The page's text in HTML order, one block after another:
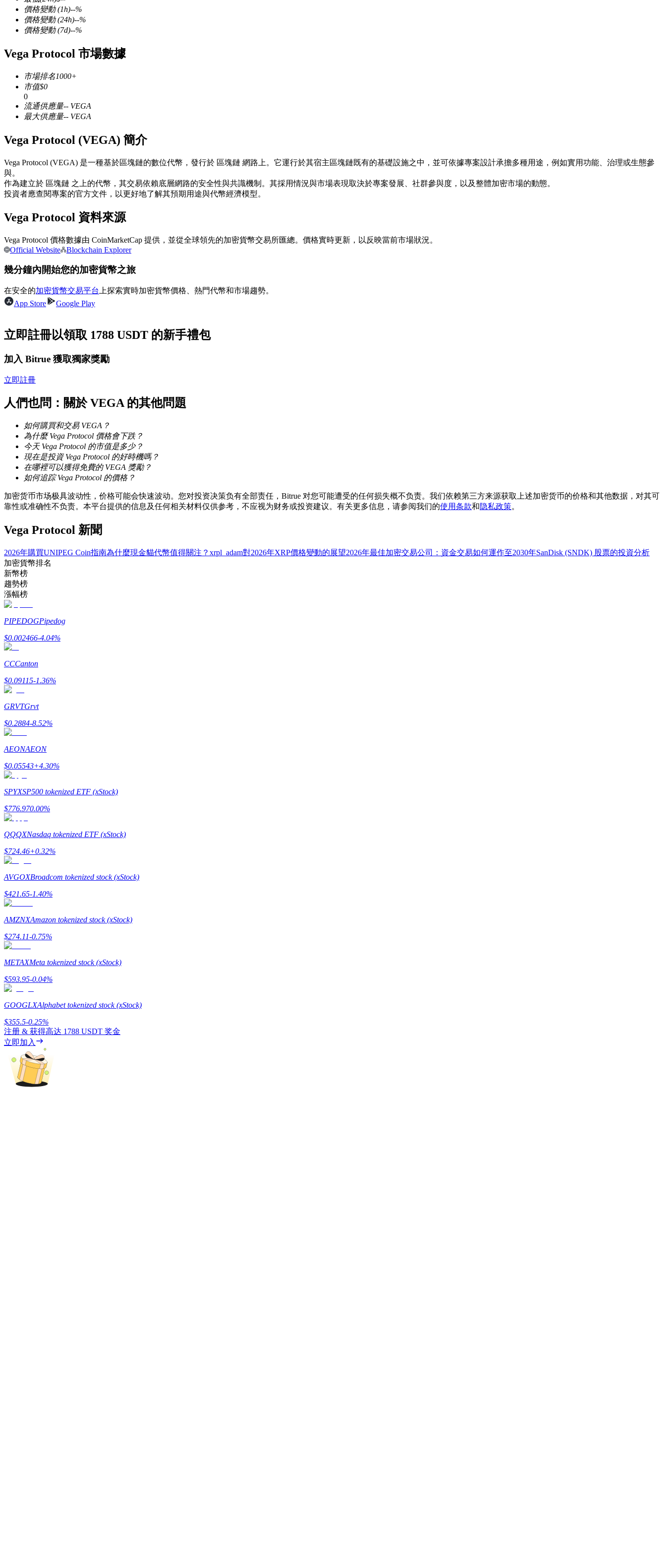
幣本位永續
以數字貨幣為保證金的永續合約
TradFi
多種以USDC結算的永續合約
跟單
成為跟單交易員
坐享盈利分成和跟單分傭
合約資訊
合約功能使用指南
交易策略
學習如何保持盈利
理財
增值寶
使您的資產穩定增值
價格變動(1h)--%
價格變動(24h)--%
價格變動(7d)--%
Vega Protocol 市場數據
市場排名1000+
市值$0
0
流通供應量-- VEGA
最大供應量-- VEGA
Vega Protocol (VEGA) 簡介
Vega Protocol (VEGA) 是一種基於區塊鏈的數位代幣，發行於 區塊鏈 網路上。它運行於其宿主區塊鏈既有的基礎設施之中，並可依據專案設計承擔多種用途，例如實用功能、治理或生態參
與。
作為建立於 區塊鏈 之上的代幣，其交易依賴底層網路的安全性與共識機制。其採用情況與市場表現取決於專案發展、社群參與度，以及整體加密市場的動態。
投資者應查閱專案的官方文件，以更好地了解其預期用途與代幣經濟模型。
Vega Protocol 資料來源
Vega Protocol 價格數據由 CoinMarketCap 提供，並從全球領先的加密貨幣交易所匯總。價格實時更新，以反映當前市場狀況。
Official Website
Blockchain Explorer
幾分鐘內開始您的加密貨幣之旅
在安全的加密貨幣交易平台 上探索實時加密貨幣價格、熱門代幣和市場趨勢。
App Store
Google Play
立即註冊以領取 1788 USDT 的新手禮包
加入 Bitrue 獲取獨家獎勵
立即註冊
人們也問：關於 VEGA 的其他問題
如何購買和交易 VEGA？
為什麼 Vega Protocol 價格會下跌？
今天 Vega Protocol 的市值是多少？
現在是投資 Vega Protocol 的好時機嗎？
在哪裡可以獲得免費的 VEGA 獎勵？
如何追踪 Vega Protocol 的價格？
加密货币市场极具波动性，价格可能会快速波动。您对投资决策负有全部责任，Bitrue 对您可能遭受的任何损失概不负责。我们依赖第三方来源获取上述加密货币的价格和其他数据，对其可
靠性或准确性不负责。本平台提供的信息及任何相关材料仅供参考，不应视为财务或投资建议。有关更多信息，请参阅我们的使用条款和隐私政策。
Vega Protocol 新聞
2026年購買UNIPEG Coin指南為什麼現金貓代幣值得關注？ xrpl_adam對2026年XRP價格變動的展望2026年最佳加密交易公司：資金交易如何運作至2030年SanDisk (SNDK) 股票的投資分析
加密貨幣排名
新幣榜
趨勢榜
漲幅榜
PIPEDOGPipedog
$0.002466-4.04%
CCCanton
$0.09115-1.36%
GRVTGrvt
$0.2884-8.52%
AEONAEON
$0.05543+4.30%
SPYXSP500 tokenized ETF (xStock)
$776.970.00%
QQQXNasdaq tokenized ETF (xStock)
$724.46+0.32%
AVGOXBroadcom tokenized stock (xStock)
$421.65-1.40%
AMZNXAmazon tokenized stock (xStock)
$274.11-0.75%
METAXMeta tokenized stock (xStock)
$593.95-0.04%
GOOGLXAlphabet tokenized stock (xStock)
$355.5-0.25%
注册 & 获得高达 1788 USDT 奖金
立即加入